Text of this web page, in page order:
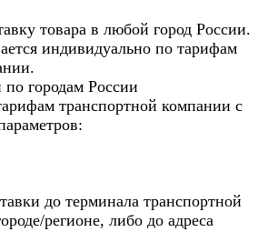
товара в любой город России.
индивидуально по тарифам
городам России
транспортной компании с
до терминала транспортной
регионе, либо до адреса